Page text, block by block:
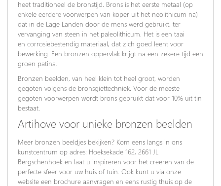
heet traditioneel de bronstijd. Brons is het eerste metaal (op
enkele eerdere voorwerpen van koper uit het neolithicum na)
dat in de Lage Landen door de mens werd gebruikt, ter
vervanging van steen in het paleolithicum. Het is een taai
en corrosiebestendig materiaal, dat zich goed leent voor
bewerking. Een bronzen oppervlak krijgt na een zekere tijd een
groen patina.
Bronzen beelden, van heel klein tot heel groot, worden
gegoten volgens de bronsgiettechniek. Voor de meeste
gegoten voorwerpen wordt brons gebruikt dat voor 10% uit tin
bestaat.
Artihove voor unieke bronzen beelden
Meer bronzen beeldjes bekijken? Kom eens langs in ons
kunstcentrum op adres: Hoeksekade 162, 2661 JL
Bergschenhoek en laat u inspireren voor het creëren van de
perfecte sfeer voor uw huis of tuin. Ook kunt u via onze
website een brochure aanvragen en eens rustig thuis op de